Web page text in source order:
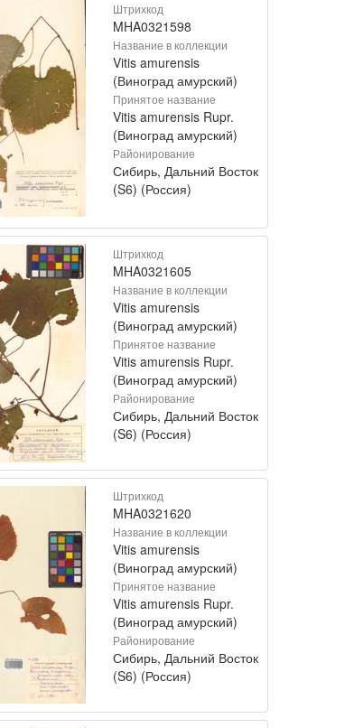
Штрихкод
MHA0321598
Название в коллекции
Vitis amurensis
(Виноград амурский)
Принятое название
Vitis amurensis Rupr.
(Виноград амурский)
Районирование
Сибирь, Дальний Восток
(S6) (Россия)
Штрихкод
MHA0321605
Название в коллекции
Vitis amurensis
(Виноград амурский)
Принятое название
Vitis amurensis Rupr.
(Виноград амурский)
Районирование
Сибирь, Дальний Восток
(S6) (Россия)
Штрихкод
MHA0321620
Название в коллекции
Vitis amurensis
(Виноград амурский)
Принятое название
Vitis amurensis Rupr.
(Виноград амурский)
Районирование
Сибирь, Дальний Восток
(S6) (Россия)